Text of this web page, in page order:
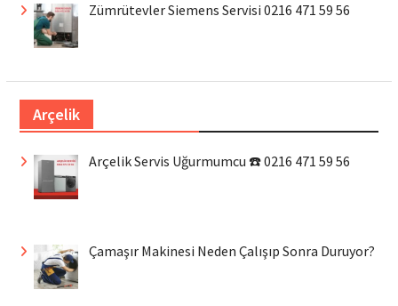
Zümrütevler Siemens Servisi 0216 471 59 56
Arçelik
Arçelik Servis Uğurmumcu ☎️ 0216 471 59 56
Çamaşır Makinesi Neden Çalışıp Sonra Duruyor?